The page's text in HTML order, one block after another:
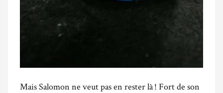
Mais Salomon ne veut pas en rester là ! Fort de son